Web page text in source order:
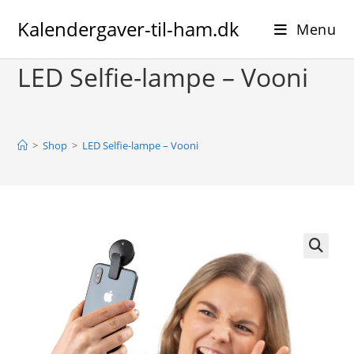
Kalendergaver-til-ham.dk Menu
LED Selfie-lampe – Vooni
> Shop > LED Selfie-lampe – Vooni